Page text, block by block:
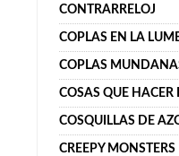
CONTRARRELOJ
COPLAS EN LA
COPLAS
COSAS QUE HACER
COSQUILLAS DE
CREEPY MONSTERS